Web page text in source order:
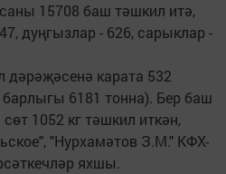
15708 баш тәшкил итә,
дуңгызлар - 626, сарыклар -
дәрәҗәсенә карата 532
барлыгы 6181 тонна). Бер баш
1052 кг тәшкил иткән,
"Нурхамәтов З.М." КФХ-
яхшы.